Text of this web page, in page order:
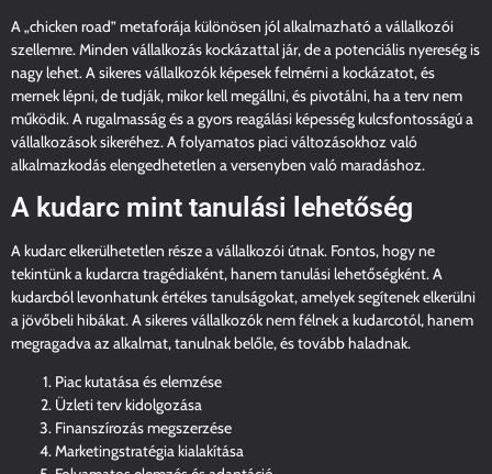
A „chicken road” metaforája különösen jól alkalmazható a vállalkozói
szellemre. Minden vállalkozás kockázattal jár, de a potenciális nyereség is
nagy lehet. A sikeres vállalkozók képesek felmérni a kockázatot, és
mernek lépni, de tudják, mikor kell megállni, és pivotálni, ha a terv nem
működik. A rugalmasság és a gyors reagálási képesség kulcsfontosságú a
vállalkozások sikeréhez. A folyamatos piaci változásokhoz való
alkalmazkodás elengedhetetlen a versenyben való maradáshoz.
A kudarc mint tanulási lehetőség
A kudarc elkerülhetetlen része a vállalkozói útnak. Fontos, hogy ne
tekintünk a kudarcra tragédiaként, hanem tanulási lehetőségként. A
kudarcból levonhatunk értékes tanulságokat, amelyek segítenek elkerülni
a jövőbeli hibákat. A sikeres vállalkozók nem félnek a kudarcotól, hanem
megragadva az alkalmat, tanulnak belőle, és tovább haladnak.
Piac kutatása és elemzése
Üzleti terv kidolgozása
Finanszírozás megszerzése
Marketingstratégia kialakítása